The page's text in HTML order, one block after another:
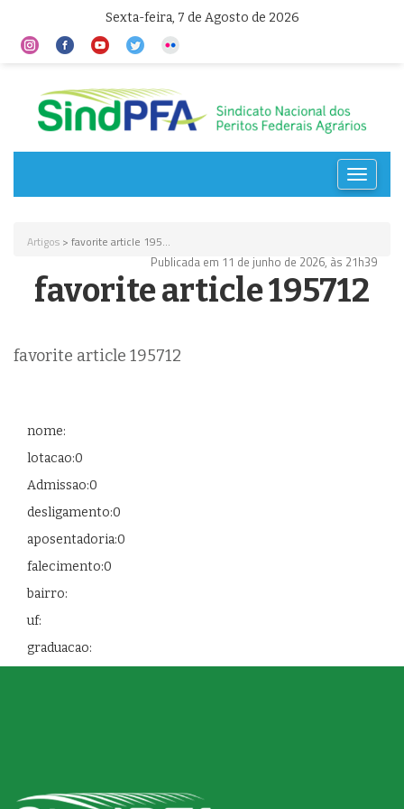
Sexta-feira, 7 de Agosto de 2026
Toggle
Artigos > favorite article 195...
Publicada em 11 de junho de 2026, às 21h39
favorite article 195712
favorite article 195712
nome:
lotacao:0
Admissao:0
desligamento:0
aposentadoria:0
falecimento:0
bairro:
uf:
graduacao: